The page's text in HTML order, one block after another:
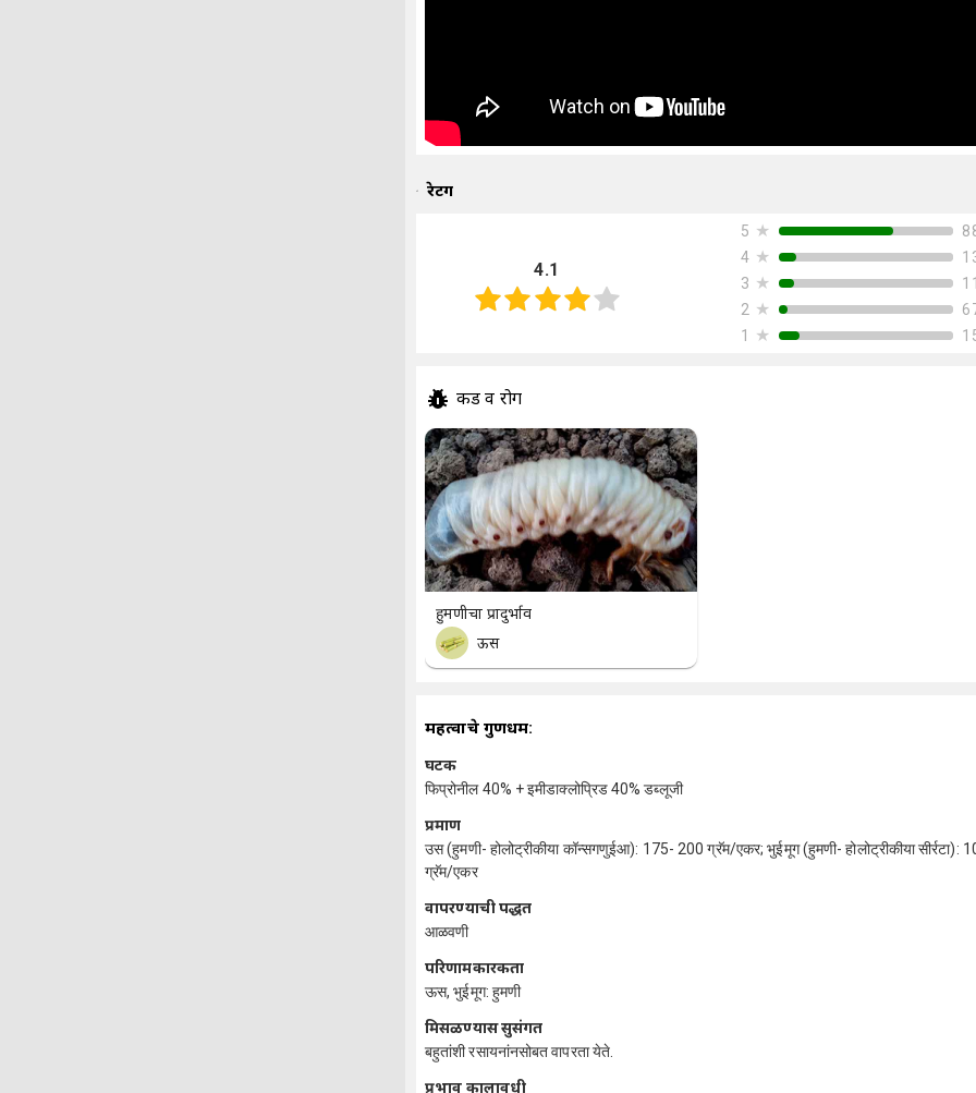
रेटिंग
4.1
5 ★
4 ★
3 ★
2 ★
1
★
कीड व रोग
हुमणीचा प्रादुर्भाव
ऊस
महत्वाचे गुणधर्म:
घटक
फिप्रोनील 40% + इमीडाक्लोप्रिड 40% डब्लूजी
प्रमाण
उस (हुमणी- होलोट्रीकीया कॉन्सगणुईआ): 175- 200 ग्रॅम/एकर; भुईमूग (हुमणी- होलोट्रीकीया सीर्रटा):
ग्रॅम/एकर
वापरण्याची पद्धत
आळवणी
परिणामकारकता
ऊस, भुईमूग: हुमणी
मिसळण्यास सुसंगत
बहुतांशी रसायनांनसोबत वापरता येते.
प्रभाव कालावधी